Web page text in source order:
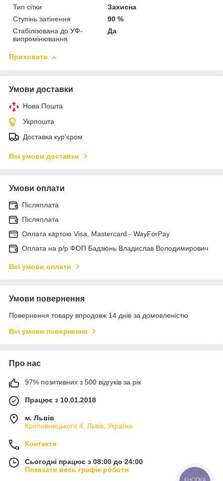
Тип сітки
Захисна
Ступінь затінення
90 %
Стабілізована до УФ-
випромінювання
Да
Приховати
Умови доставки
Нова Пошта
Укрпошта
Доставка кур'єром
Всі умови доставки
Умови оплати
Післяплата
Післяплата
Оплата картою Visa, Mastercard - WayForPay
Оплата на р/р ФОП Бадзюнь Владислав Володимирович
Всі умови оплати
Умови повернення
Повернення товару впродовж 14 днів за домовленістю
Всі умови повернення
Про нас
97% позитивних з 500 відгуків за рік
Працює з 10.01.2018
м. Львів
Кропивницького 4, Львів, Україна
Контакти
Сьогодні працює з 08:00 до 24:00
Показати весь графік роботи